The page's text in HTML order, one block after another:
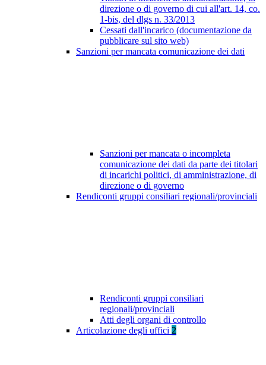
direzione o di governo di cui all'art. 14, co.
1-bis, del dlgs n. 33/2013
Cessati dall'incarico (documentazione da
pubblicare sul sito web)
Sanzioni per mancata comunicazione dei dati
Sanzioni per mancata o incompleta
comunicazione dei dati da parte dei titolari
di incarichi politici, di amministrazione, di
direzione o di governo
Rendiconti gruppi consiliari regionali/provinciali
Rendiconti gruppi consiliari
regionali/provinciali
Atti degli organi di controllo
Articolazione degli uffici 2